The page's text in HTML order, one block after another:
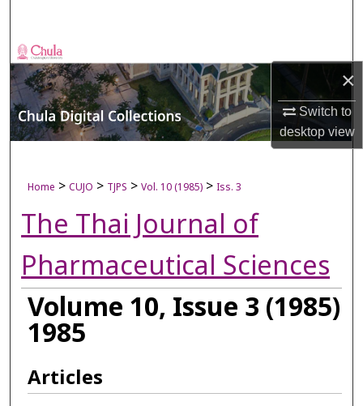
×
Switch to
desktopview
Browse Collections
My Account
About
Digital Commons Network™
Home > CUJO > TJPS > Vol. 10 (1985) > Iss. 3
The Thai Journal of
Pharmaceutical Sciences
Volume 10, Issue 3 (1985)
1985
Articles